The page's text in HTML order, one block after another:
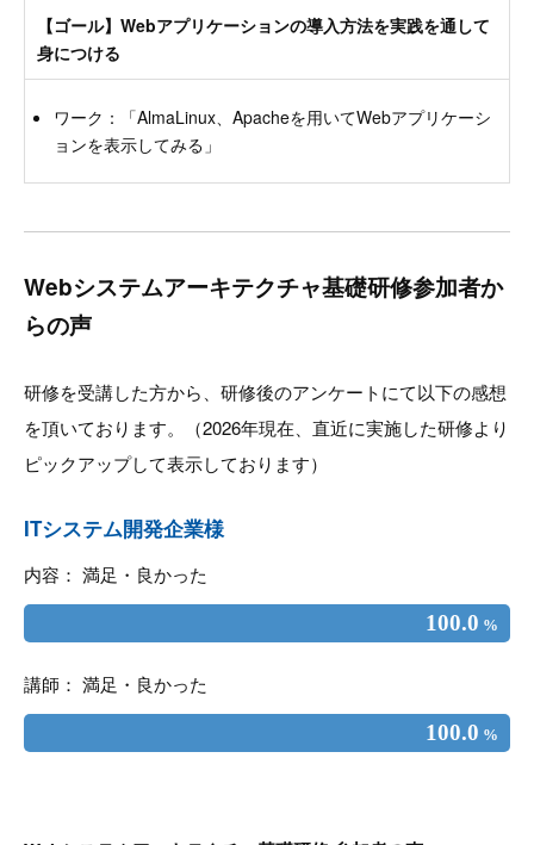
【ゴール】Webアプリケーションの導入方法を実践を通して
身につける
ワーク：「AlmaLinux、Apacheを用いてWebアプリケーシ
ョンを表示してみる」
Webシステムアーキテクチャ基礎研修参加者か
らの声
研修を受講した方から、研修後のアンケートにて以下の感想
を頂いております。（2026年現在、直近に実施した研修より
ピックアップして表示しております）
ITシステム開発企業様
内容： 満足・良かった
100.0 %
講師： 満足・良かった
100.0 %